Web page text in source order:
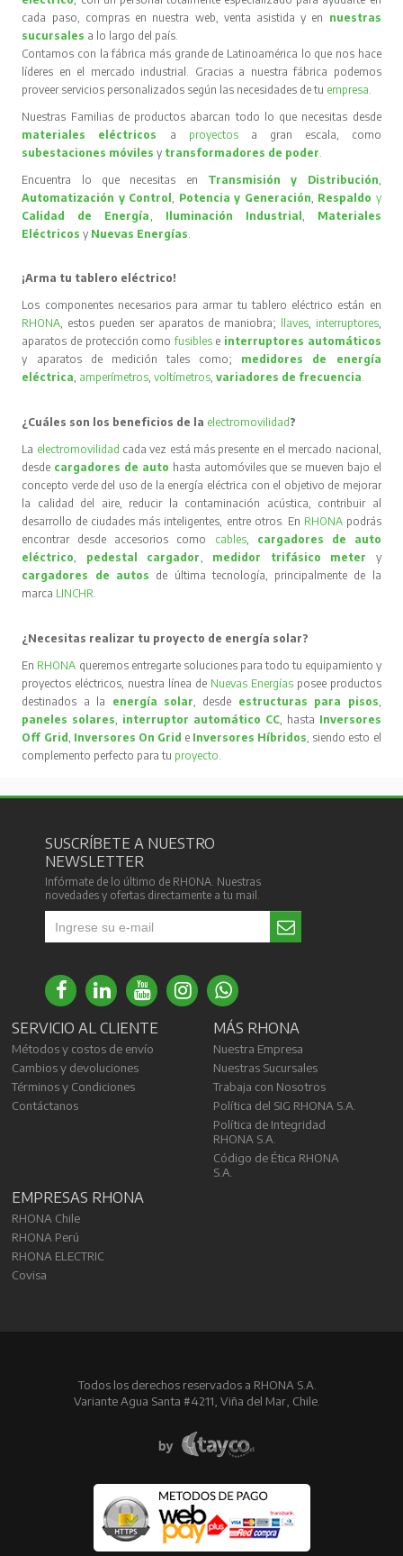
cada paso, compras en nuestra web, venta asistida y en nuestras
sucursales a lo largo del país.
Contamos con la fábrica más grande de Latinoamérica lo que nos hace
líderes en el mercado industrial. Gracias a nuestra fábrica podemos
proveer servicios personalizados según las necesidades de tu empresa
Nuestras Familias de productos abarcan todo lo que necesitas desde
materiales eléctricos
a proyectos
a gran escala, como
subestaciones móvilesy transformadores de poder
Encuentra lo que necesitas en Transmisión y Distribución
Automatización y Control
Potencia y Generación Respaldo y
Calidad de Energía
Iluminación Industrial
Materiales
Eléctricos y Nuevas Energías
¡Arma tu tablero eléctrico!
Los componentes necesarios para armar tu tablero eléctrico están en
RHONA , estos pueden ser aparatos de maniobra; llaves, interruptores,
aparatos de protección comofusibles e interruptores automáticos
y aparatos de medición tales como; medidores de energía
eléctrica amperímetros ,voltímetros ,variadores de frecuencia
¿Cuáles son los beneficios de la electromovilidad?
La electromovilidad cada vez está más presente en el mercado nacional,
desde cargadores de auto hasta automóviles que se mueven bajo el
concepto verde del uso de la energía eléctrica con el objetivo de mejorar
la calidad del aire, reducir la contaminación acústica, contribuir al
desarrollo de ciudades más inteligentes, entre otros. En RHONA podrás
encontrar desde accesorios como cables, cargadores de auto
eléctrico
pedestal cargador medidor trifásico meter
y
cargadores de autos de última tecnología, principalmente de la
marca LINCHR
¿Necesitas realizar tu proyecto de energía solar?
En RHONA queremos entregarte soluciones para todo tu equipamiento y
proyectos eléctricos, nuestra línea de Nuevas Energíasposee productos
destinados a la energía solar , desde estructuras para pisos
paneles solares
interruptor automático CC, hasta Inversores
Off Grid Inversores On Grid e Inversores Híbridos , siendo esto el
complemento perfecto para tu proyecto
SUSCRÍBETE A NUESTRO
NEWSLETTER
Infórmate de lo último de RHONA. Nuestras
novedades y ofertas directamente a tu mail.
SERVICIO AL CLIENTE
Métodos y costos de envío
Cambios y devoluciones
Términos y Condiciones
Contáctanos
MÁS RHONA
Nuestra Empresa
Nuestras Sucursales
Trabaja con Nosotros
Política del SIG RHONA S.A.
Política de Integridad
RHONA S.A.
Código de Ética RHONA
S.A.
EMPRESAS RHONA
RHONA Chile
RHONA Perú
RHONA ELECTRIC
Covisa
Todos los derechos reservados a RHONA S.A.
Variante Agua Santa #4211, Viña del Mar, Chile.